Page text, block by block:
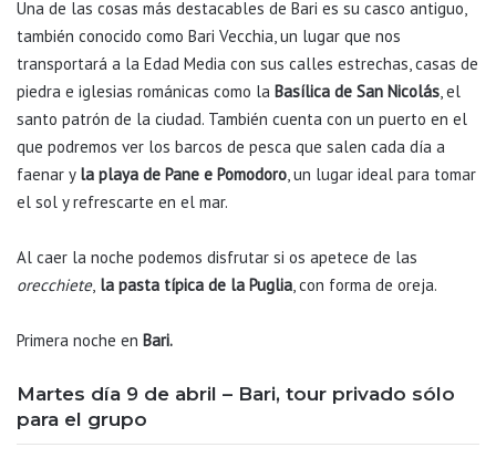
Una de las cosas más destacables de Bari es su casco antiguo,
también conocido como Bari Vecchia, un lugar que nos
transportará a la Edad Media con sus calles estrechas, casas de
piedra e iglesias románicas como la Basílica de San Nicolás, el
santo patrón de la ciudad. También cuenta con un puerto en el
que podremos ver los barcos de pesca que salen cada día a
faenar y la playa de Pane e Pomodoro, un lugar ideal para tomar
el sol y refrescarte en el mar.
Al caer la noche podemos disfrutar si os apetece de las
orecchiete, la pasta típica de la Puglia, con forma de oreja.
Primera noche en Bari.
Martes día 9 de abril – Bari, tour privado sólo
para el grupo